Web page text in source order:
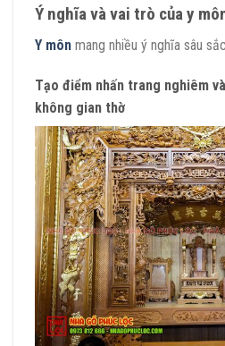
Ý nghĩa và vai trò của y
Y môn mang nhiều ý nghĩa sâu
Tạo điểm nhấn trang nghiêm
không gian thờ